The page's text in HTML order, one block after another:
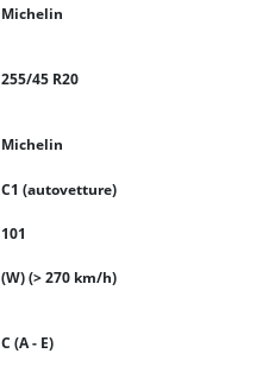
Michelin
255/45 R20
Michelin
C1 (autovetture)
101
(W) (> 270 km/h)
C (A - E)